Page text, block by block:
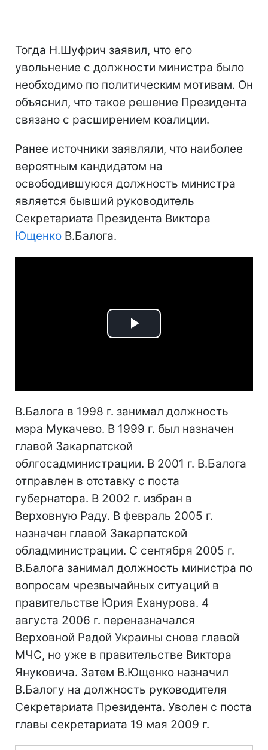
Тогда Н.Шуфрич заявил, что его
увольнение с должности министра было
необходимо по политическим мотивам. Он
объяснил, что такое решение Президента
связано с расширением коалиции.
Ранее источники заявляли, что наиболее
вероятным кандидатом на
освободившуюся должность министра
является бывший руководитель
Секретариата Президента Виктора
Ющенко В.Балога.
Play
В.Балога в 1998 г. занимал должность
мэра Мукачево. В 1999 г. был назначен
главой Закарпатской
облгосадминистрации. В 2001 г. В.Балога
отправлен в отставку с поста
губернатора. В 2002 г. избран в
Верховную Раду. В февраль 2005 г.
назначен главой Закарпатской
обладминистрации. С сентября 2005 г.
В.Балога занимал должность министра по
вопросам чрезвычайных ситуаций в
правительстве Юрия Еханурова. 4
августа 2006 г. переназначался
Верховной Радой Украины снова главой
МЧС, но уже в правительстве Виктора
Януковича. Затем В.Ющенко назначил
В.Балогу на должность руководителя
Секретариата Президента. Уволен с поста
главы секретариата 19 мая 2009 г.